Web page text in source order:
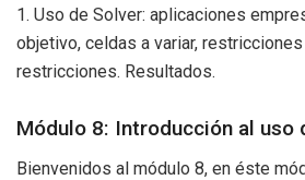
1. Uso de Solver: aplicaciones
objetivo, celdas a variar,
restricciones. Resultados.
Módulo 8: Introducción al uso
Bienvenidos al módulo 8, en éste